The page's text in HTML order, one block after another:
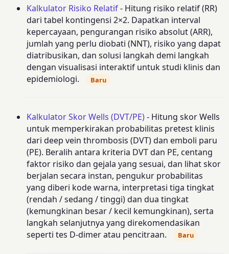
Kalkulator Risiko Relatif- Hitung risiko relatif (RR)
dari tabel kontingensi 2×2. Dapatkan interval
kepercayaan, pengurangan risiko absolut (ARR),
jumlah yang perlu diobati (NNT), risiko yang dapat
diatribusikan, dan solusi langkah demi langkah
dengan visualisasi interaktif untuk studi klinis dan
epidemiologi.
Baru
Kalkulator Skor Wells (DVT/PE)- Hitung skor Wells
untuk memperkirakan probabilitas pretest klinis
dari deep vein thrombosis (DVT) dan emboli paru
(PE). Beralih antara kriteria DVT dan PE, centang
faktor risiko dan gejala yang sesuai, dan lihat skor
berjalan secara instan, pengukur probabilitas
yang diberi kode warna, interpretasi tiga tingkat
(rendah / sedang / tinggi) dan dua tingkat
(kemungkinan besar / kecil kemungkinan), serta
langkah selanjutnya yang direkomendasikan
seperti tes D-dimer atau pencitraan.
Baru